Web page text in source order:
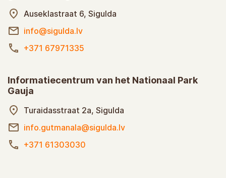
Auseklastraat 6, Sigulda
info@sigulda.lv
+371 67971335
Informatiecentrum van het Nationaal Park
Gauja
Turaidasstraat 2a, Sigulda
info.gutmanala@sigulda.lv
+371 61303030